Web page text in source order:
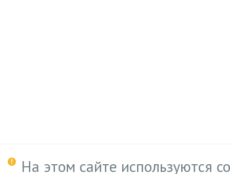
На этом сайте используются